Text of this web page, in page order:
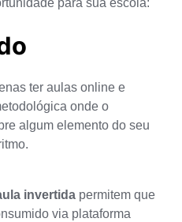
para sua escola:
ter aulas online e
onde o
algum elemento do seu
invertida permitem que
via plataforma